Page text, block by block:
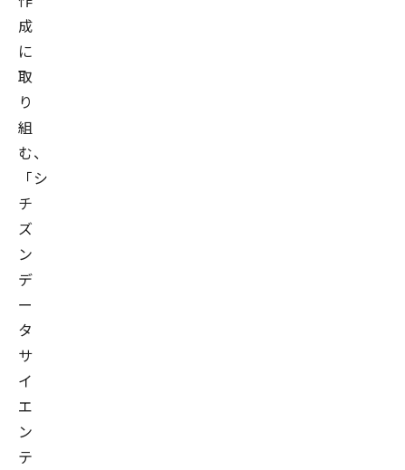
成
に
取
り
組
む、
「シ
チ
ズ
ン
デ
ー
タ
サ
イ
エ
ン
テ